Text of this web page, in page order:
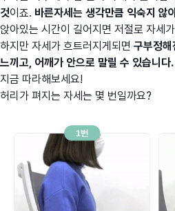
것이죠. 바른자세는 생각만큼 익숙지 않
앉아있는 시간이 길어지면 저절로 자세
하지만 자세가 흐트러지게되면 구부정
느끼고, 어깨가 안으로 말릴 수 있습니다.
지금 따라해보세요!
허리가 펴지는 자세는 몇 번일까요?